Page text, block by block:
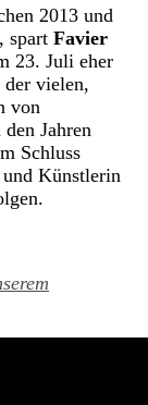
2013 und
spart Favier
23. Juli eher
der vielen,
von
den Jahren
Schluss
Künstlerin